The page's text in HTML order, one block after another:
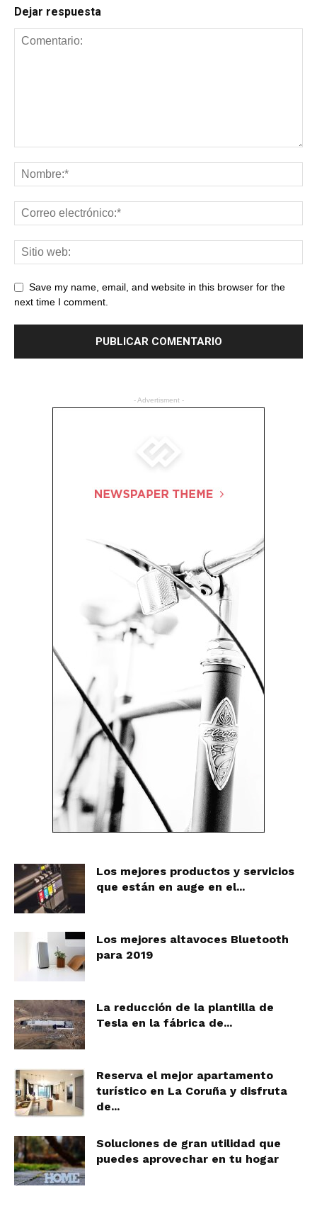
Dejar respuesta
Save my name, email, and website in this browser for the
next time I comment.
- Advertisment -
Los mejores productos y servicios
que están en auge en el...
Los mejores altavoces Bluetooth
para 2019
La reducción de la plantilla de
Tesla en la fábrica de...
Reserva el mejor apartamento
turístico en La Coruña y disfruta
de...
Soluciones de gran utilidad que
puedes aprovechar en tu hogar